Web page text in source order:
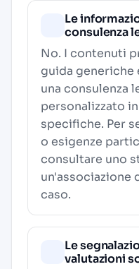
Le
consulenza
No. I contenuti
guida generiche
una consulenza
personalizzato
specifiche. Per
o esigenze
consultare uno
un'associazione
caso.
Le
valutazioni